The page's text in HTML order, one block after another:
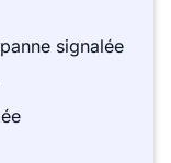
signalée